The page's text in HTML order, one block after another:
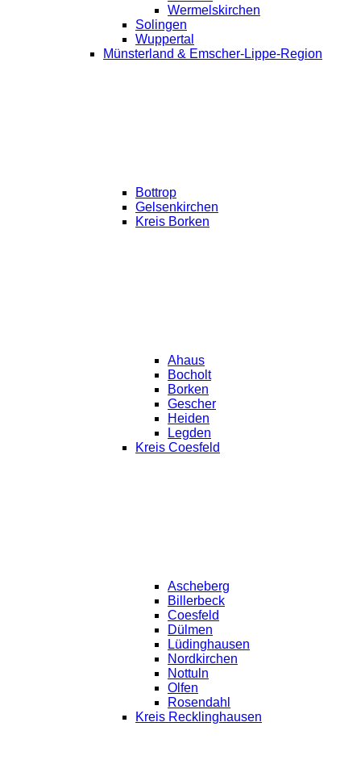
Wermelskirchen
Solingen
Wuppertal
Münsterland & Emscher-Lippe-Region
Bottrop
Gelsenkirchen
Kreis Borken
Ahaus
Bocholt
Borken
Gescher
Heiden
Legden
Kreis Coesfeld
Ascheberg
Billerbeck
Coesfeld
Dülmen
Lüdinghausen
Nordkirchen
Nottuln
Olfen
Rosendahl
Kreis Recklinghausen